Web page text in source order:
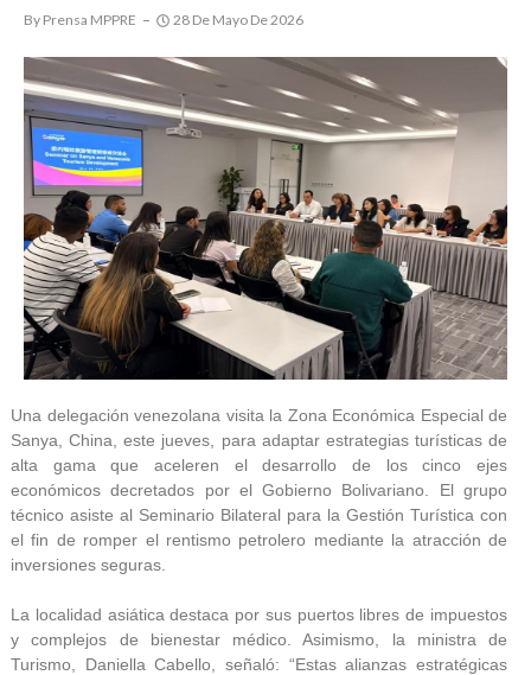
By Prensa MPPRE 28 De Mayo De 2026
Una delegación venezolana visita la Zona Económica Especial de
Sanya, China, este jueves, para adaptar estrategias turísticas de
alta gama que aceleren el desarrollo de los cinco ejes
económicos decretados por el Gobierno Bolivariano. El grupo
técnico asiste al Seminario Bilateral para la Gestión Turística con
el fin de romper el rentismo petrolero mediante la atracción de
inversiones seguras.
La localidad asiática destaca por sus puertos libres de impuestos
y complejos de bienestar médico. Asimismo, la ministra de
Turismo, Daniella Cabello, señaló: “Estas alianzas estratégicas